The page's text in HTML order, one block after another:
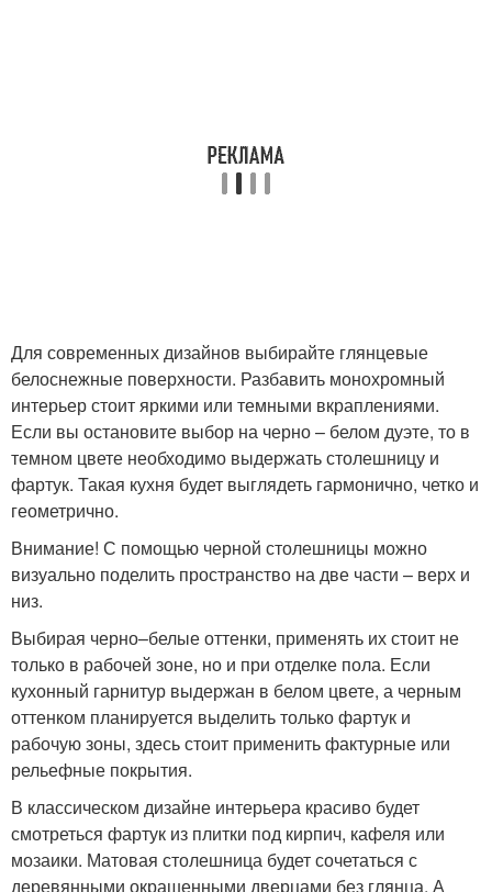
Для современных дизайнов выбирайте глянцевые
белоснежные поверхности. Разбавить монохромный
интерьер стоит яркими или темными вкраплениями.
Если вы остановите выбор на черно – белом дуэте, то в
темном цвете необходимо выдержать столешницу и
фартук. Такая кухня будет выглядеть гармонично, четко и
геометрично.
Внимание! С помощью черной столешницы можно
визуально поделить пространство на две части – верх и
низ.
Выбирая черно–белые оттенки, применять их стоит не
только в рабочей зоне, но и при отделке пола. Если
кухонный гарнитур выдержан в белом цвете, а черным
оттенком планируется выделить только фартук и
рабочую зоны, здесь стоит применить фактурные или
рельефные покрытия.
В классическом дизайне интерьера красиво будет
смотреться фартук из плитки под кирпич, кафеля или
мозаики. Матовая столешница будет сочетаться с
деревянными окрашенными дверцами без глянца. А